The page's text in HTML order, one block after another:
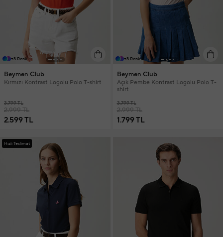
+3 Renk
Beymen Club
Kırmızı Kontrast Logolu Polo T-shirt
3.799 TL
2.999 TL
2.599 TL
+3 Renk
Beymen Club
Açık Pembe Kontrast Logolu Polo T-
shirt
3.799 TL
2.999 TL
1.799 TL
Hızlı Teslimat